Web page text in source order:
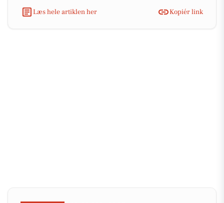
Læs hele artiklen her
Kopiér link